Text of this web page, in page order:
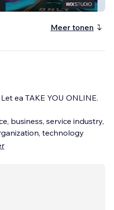
Meer tonen
ea TAKE YOU ONLINE.
business, service industry,
technology